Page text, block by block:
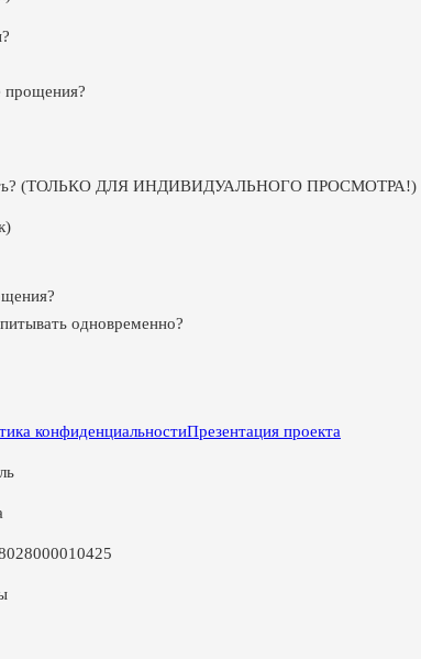
прощения?
(ТОЛЬКО ДЛЯ ИНДИВИДУАЛЬНОГО ПРОСМОТРА!)
одновременно?
конфиденциальностиПрезентация проекта